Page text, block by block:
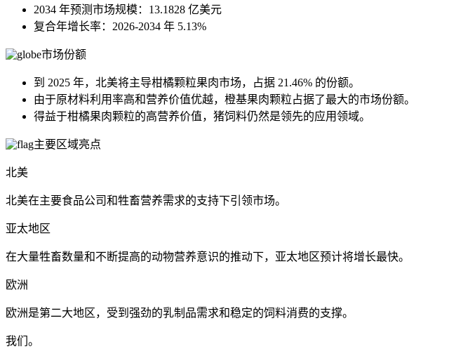
2034 年预测市场规模：13.1828 亿美元
复合年增长率：2026-2034 年 5.13%
市场份额
到 2025 年，北美将主导柑橘颗粒果肉市场，占据 21.46% 的份额。
由于原材料利用率高和营养价值优越，橙基果肉颗粒占据了最大的市场份额。
得益于柑橘果肉颗粒的高营养价值，猪饲料仍然是领先的应用领域。
主要区域亮点
北美
北美在主要食品公司和牲畜营养需求的支持下引领市场。
亚太地区
在大量牲畜数量和不断提高的动物营养意识的推动下，亚太地区预计将增长最快。
欧洲
欧洲是第二大地区，受到强劲的乳制品需求和稳定的饲料消费的支撑。
我们。